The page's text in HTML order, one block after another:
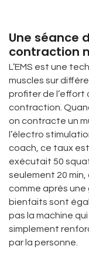
Une séance
contraction
L’EMS est une
muscles sur
profiter de l’effort
contraction.
on contracte un
l’électro
coach, ce taux
exécutait 50
seulement 20
comme après
bienfaits sont
pas la machine
simplement
par la personne.